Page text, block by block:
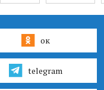
ок
telegram